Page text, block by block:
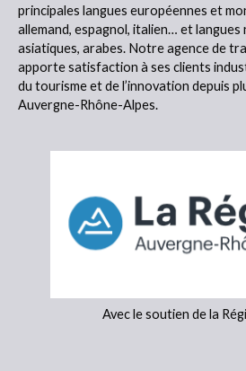
principales langues européennes et
allemand, espagnol, italien… et langues
asiatiques, arabes. Notre agence de
apporte satisfaction à ses clients
du tourisme et de l’innovation depuis
Auvergne-Rhône-Alpes.
Avec le soutien de la